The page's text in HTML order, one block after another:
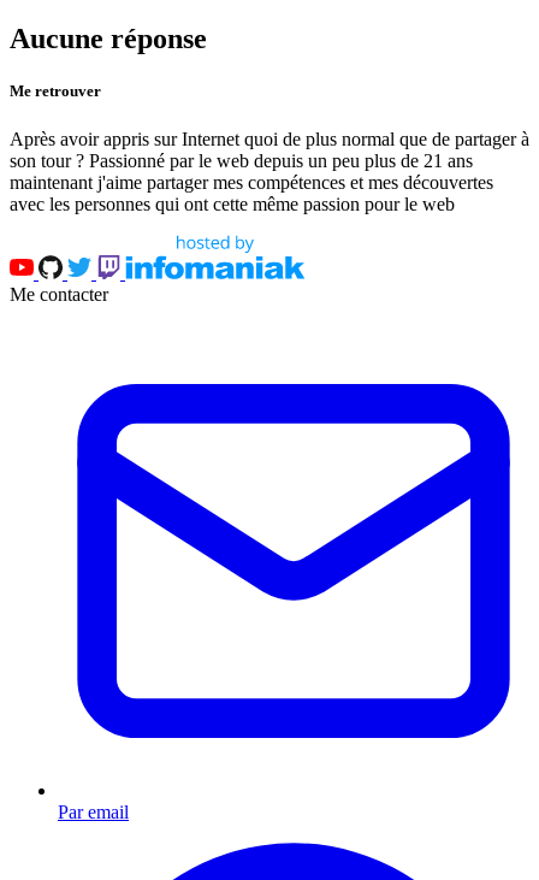
Aucune réponse
Me retrouver
Après avoir appris sur Internet quoi de plus normal que de partager à
son tour ? Passionné par le web depuis un peu plus de 21 ans
maintenant j'aime partager mes compétences et mes découvertes
avec les personnes qui ont cette même passion pour le web
Me contacter
Par email